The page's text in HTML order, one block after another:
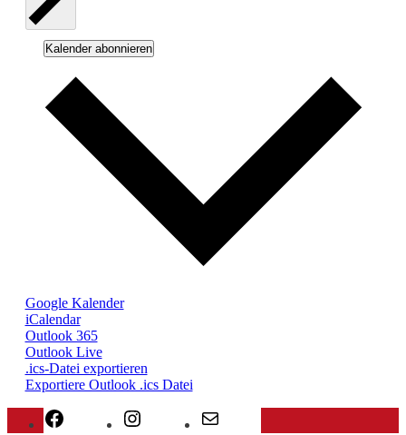
Kalender abonnieren
Google Kalender
iCalendar
Outlook 365
Outlook Live
.ics-Datei exportieren
Exportiere Outlook .ics Datei
Facebook Instagram